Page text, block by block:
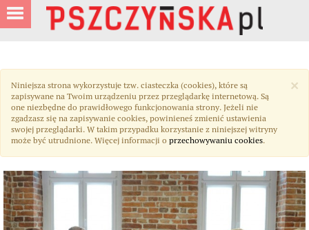
×
Niniejsza strona wykorzystuje tzw. ciasteczka (cookies), które są
zapisywane na Twoim urządzeniu przez przeglądarkę internetową. Są
one niezbędne do prawidłowego funkcjonowania strony. Jeżeli nie
zgadzasz się na zapisywanie cookies, powinieneś zmienić ustawienia
swojej przeglądarki. W takim przypadku korzystanie z niniejszej witryny
może być utrudnione. Więcej informacji o przechowywaniu cookies.